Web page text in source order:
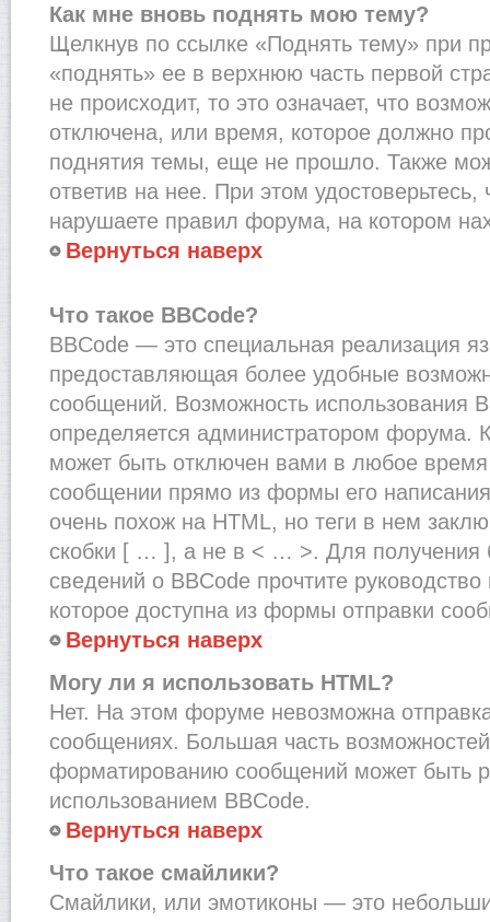
Как мне вновь поднять мою тему?
Щелкнув по ссылке «Поднять тему» при
«поднять» ее в верхнюю часть первой
не происходит, то это означает, что
отключена, или время, которое должно
поднятия темы, еще не прошло. Также
ответив на нее. При этом
нарушаете правил форума, на котором
Вернуться наверх
Что такое BBCode?
BBCode — это специальная реализация
предоставляющая более удобные
сообщений. Возможность использования
определяется администратором форума.
может быть отключен вами в любое
сообщении прямо из формы его
очень похож на HTML, но теги в нем
скобки [ … ], а не в < … >. Для получения
сведений о BBCode прочтите
которое доступна из формы отправки
Вернуться наверх
Могу ли я использовать HTML?
Нет. На этом форуме невозможна
сообщениях. Большая часть
форматированию сообщений может быть
использованием BBCode.
Вернуться наверх
Что такое смайлики?
Смайлики, или эмотиконы — это